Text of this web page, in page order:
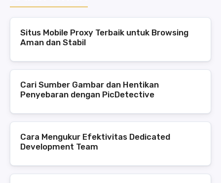
Situs Mobile Proxy Terbaik untuk Browsing
Aman dan Stabil
Cari Sumber Gambar dan Hentikan
Penyebaran dengan PicDetective
Cara Mengukur Efektivitas Dedicated
Development Team